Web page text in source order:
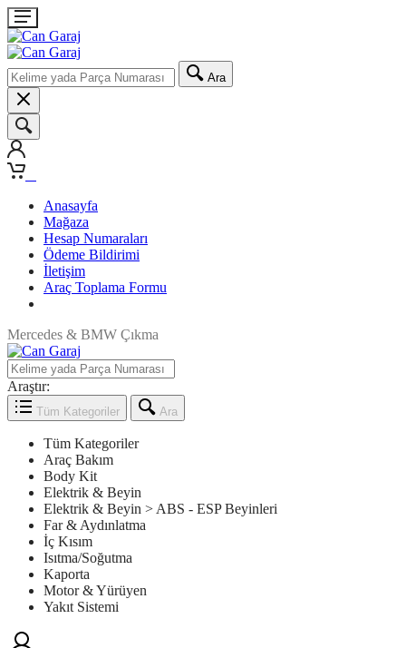
Ara
Anasayfa
Mağaza
Hesap Numaraları
Ödeme Bildirimi
İletişim
Araç Toplama Formu
Mercedes & BMW Çıkma
Araştır:
Tüm Kategoriler Ara
Tüm Kategoriler
Araç Bakım
Body Kit
Elektrik & Beyin
Elektrik & Beyin > ABS - ESP Beyinleri
Far & Aydınlatma
İç Kısım
Isıtma/Soğutma
Kaporta
Motor & Yürüyen
Yakıt Sistemi